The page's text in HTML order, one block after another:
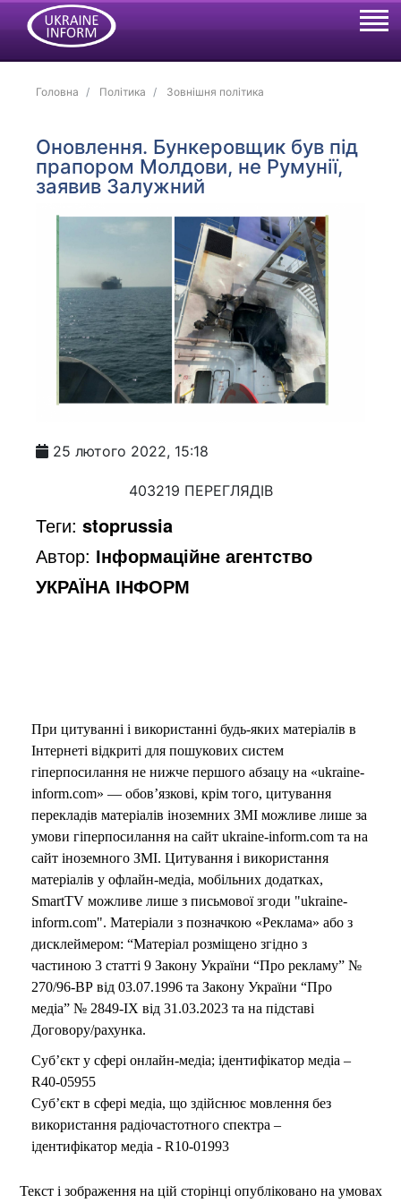
Головна Політика Зовнішня політика
Оновлення. Бункеровщик був під
прапором Молдови, не Румунії,
заявив Залужний
25 лютого 2022, 15:18
403219 ПЕРЕГЛЯДІВ
Теги:stoprussia
Автор: Інформаційне агентство
УКРАЇНА ІНФОРМ
При цитуванні і використанні будь-яких матеріалів в
Інтернеті відкриті для пошукових систем
гіперпосилання не нижче першого абзацу на «ukraine-
inform.com» — обов’язкові, крім того, цитування
перекладів матеріалів іноземних ЗМІ можливе лише за
умови гіперпосилання на сайт ukraine-inform.com та на
сайт іноземного ЗМІ. Цитування і використання
матеріалів у офлайн-медіа, мобільних додатках,
SmartTV можливе лише з письмової згоди "ukraine-
inform.com". Матеріали з позначкою «Реклама» або з
дисклеймером: “Матеріал розміщено згідно з
частиною 3 статті 9 Закону України “Про рекламу” №
270/96-ВР від 03.07.1996 та Закону України “Про
медіа” № 2849-IX від 31.03.2023 та на підставі
Договору/рахунка.
Суб’єкт у сфері онлайн-медіа; ідентифікатор медіа –
R40-05955
Суб’єкт в сфері медіа, що здійснює мовлення без
використання радіочастотного спектра –
ідентифікатор медіа - R10-01993
Текст і зображення на цій сторінці опубліковано на умовах